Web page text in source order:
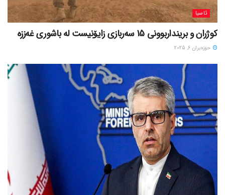
ئاسیا
کوژران و برینداربوونی 15 سەربازی زایۆنیست لە باشوری غەززە
حوزه‌یران 6, 2025